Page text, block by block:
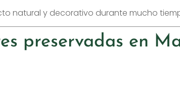
natural y decorativo durante mucho
preservadas en